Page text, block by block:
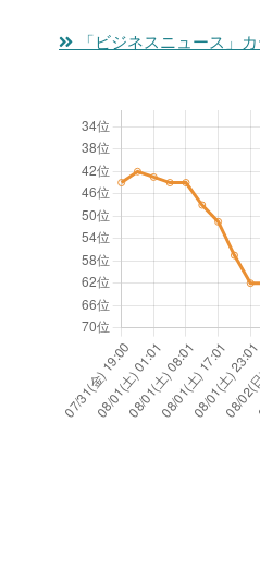
「ビジネスニュース」